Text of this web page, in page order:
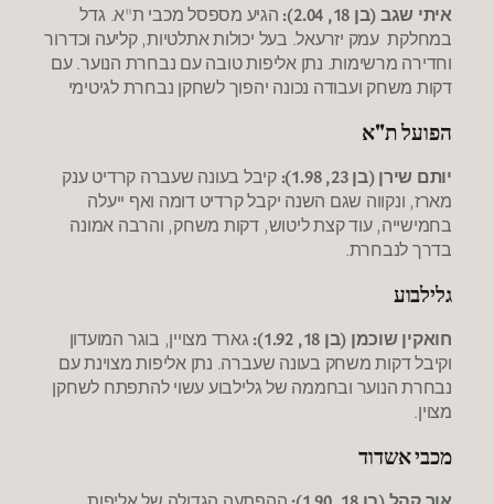
איתי שגב (בן 18, 2.04):
הגיע מספסל מכבי ת"א. גדל
במחלקת עמק יזרעאל. בעל יכולות אתלטיות, קליעה וכדרור
וחדירה מרשימות. נתן אליפות טובה עם נבחרת הנוער. עם
דקות משחק ועבודה נכונה יהפוך לשחקן נבחרת לגיטימי
הפועל ת"א
יותם שירן (בן 23, 1.98):
קיבל בעונה שעברה קרדיט ענק
מארז, ונקווה שגם השנה יקבל קרדיט דומה ואף ייעלה
בחמישייה, עוד קצת ליטוש, דקות משחק, והרבה אמונה
בדרך לנבחרת.
גלילבוע
חואקין שוכמן (בן 18, 1.92):
גארד מצויין, בוגר המועדון
וקיבל דקות משחק בעונה שעברה. נתן אליפות מצוינת עם
נבחרת הנוער ובחממה של גלילבוע עשוי להתפתח לשחקן
מצוין.
מכבי אשדוד